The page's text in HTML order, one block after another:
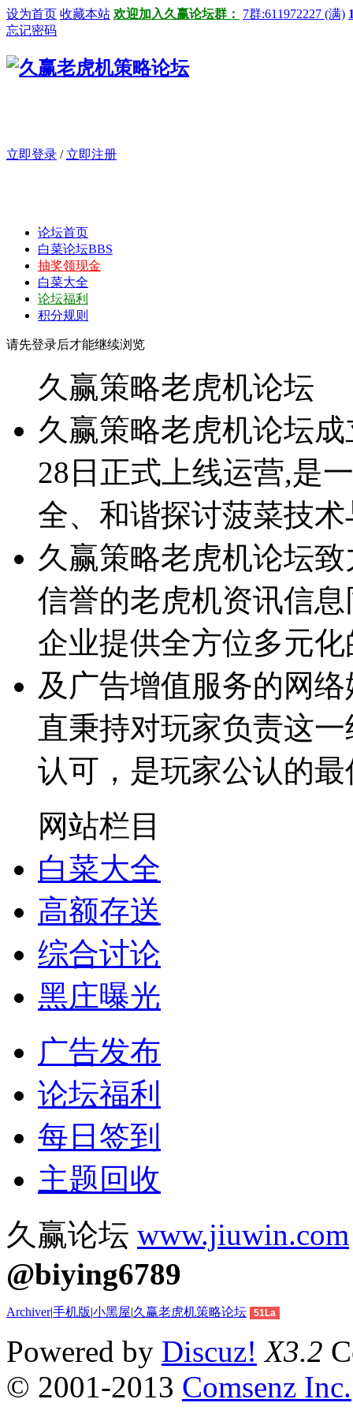
设为首页 收藏本站 欢迎加入久赢论坛群： 7群:611972227 (满)
忘记密码
立即登录 / 立即注册
论坛首页
白菜论坛BBS
抽奖领现金
白菜大全
论坛福利
积分规则
请先登录后才能继续浏览
久赢策略老虎机论坛
久赢策略老虎机论坛成
28日正式上线运营,是
全、和谐探讨菠菜技
久赢策略老虎机论坛
信誉的老虎机资讯信
企业提供全方位多元
及广告增值服务的网
直秉持对玩家负责这
认可，是玩家公认的
网站栏目
白菜大全
高额存送
综合讨论
黑庄曝光
广告发布
论坛福利
每日签到
主题回收
久赢论坛 www.jiuwin.com
@biying6789
Archiver|手机版|小黑屋|久赢老虎机策略论坛 51La
Powered by Discuz! X3.2
© 2001-2013 Comsenz Inc.